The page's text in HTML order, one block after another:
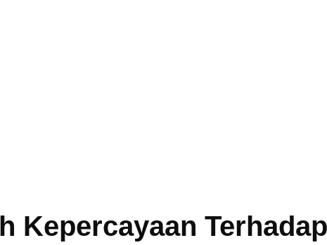
Kepercayaan Terhadap